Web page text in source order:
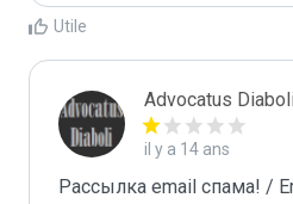
Utile
Advocatus
il y a 14 ans
Рассылка email спама! /